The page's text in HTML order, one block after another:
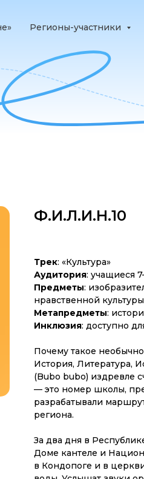
Регионы-участники
Ф.И.Л.И.Н.10
Трек: «Культура»
Аудитория: учащиеся
Предметы:
нравственной
Метапредметы:
Инклюзия: доступно
Почему такое
История, Литература,
(Bubo bubo) издревле
— это номер школы,
разрабатывали
региона.
За два дня в
Доме кантеле и
в Кондопоге и в